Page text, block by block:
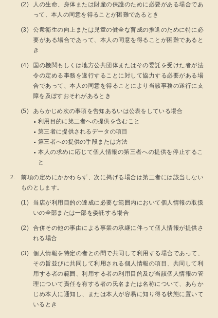
人の生命、身体または財産の保護のために必要がある場合であ
って、本人の同意を得ることが困難であるとき
公衆衛生の向上または児童の健全な育成の推進のために特に必
要がある場合であって、本人の同意を得ることが困難であると
き
国の機関もしくは地方公共団体またはその委託を受けた者が法
令の定める事務を遂行することに対して協力する必要がある場
合であって、本人の同意を得ることにより当該事務の遂行に支
障を及ぼすおそれがあるとき
あらかじめ次の事項を告知あるいは公表をしている場合
利用目的に第三者への提供を含むこと
第三者に提供されるデータの項目
第三者への提供の手段または方法
本人の求めに応じて個人情報の第三者への提供を停止するこ
と
前項の定めにかかわらず、次に掲げる場合は第三者には該当しない
ものとします。
当店が利用目的の達成に必要な範囲内において個人情報の取扱
いの全部または一部を委託する場合
合併その他の事由による事業の承継に伴って個人情報が提供さ
れる場合
個人情報を特定の者との間で共同して利用する場合であって、
その旨並びに共同して利用される個人情報の項目、共同して利
用する者の範囲、利用する者の利用目的及び当該個人情報の管
理について責任を有する者の氏名または名称について、あらか
じめ本人に通知し、または本人が容易に知り得る状態に置いて
いるとき